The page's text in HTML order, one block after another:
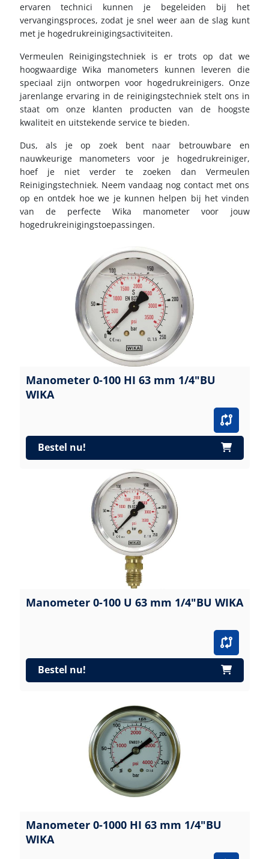
ervaren technici kunnen je begeleiden bij het
vervangingsproces, zodat je snel weer aan de slag kunt
met je hogedrukreinigingsactiviteiten.
Vermeulen Reinigingstechniek is er trots op dat we
hoogwaardige Wika manometers kunnen leveren die
speciaal zijn ontworpen voor hogedrukreinigers. Onze
jarenlange ervaring in de reinigingstechniek stelt ons in
staat om onze klanten producten van de hoogste
kwaliteit en uitstekende service te bieden.
Dus, als je op zoek bent naar betrouwbare en
nauwkeurige manometers voor je hogedrukreiniger,
hoef je niet verder te zoeken dan Vermeulen
Reinigingstechniek. Neem vandaag nog contact met ons
op en ontdek hoe we je kunnen helpen bij het vinden
van de perfecte Wika manometer voor jouw
hogedrukreinigingstoepassingen.
Manometer 0-100 HI 63 mm 1/4"BU
WIKA
Bestel nu!
Manometer 0-100 U 63 mm 1/4"BU WIKA
Bestel nu!
Manometer 0-1000 HI 63 mm 1/4"BU
WIKA